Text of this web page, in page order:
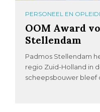
PERSONEEL EN
OOM Award
Stellendam
Padmos Stellendam
regio Zuid-Holland in
scheepsbouwer bleef